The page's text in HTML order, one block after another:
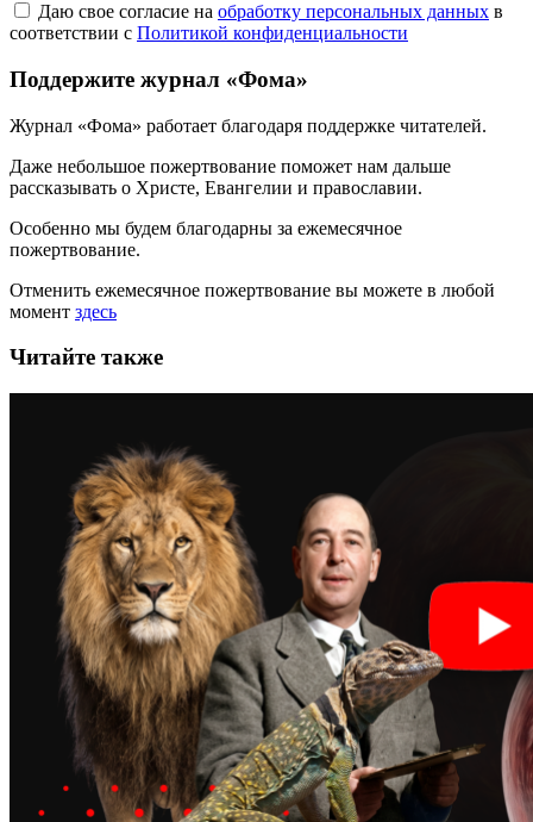
Даю свое согласие на обработку персональных данных в
соответствии с Политикой конфиденциальности
Поддержите журнал «Фома»
Журнал «Фома» работает благодаря поддержке читателей.
Даже небольшое пожертвование поможет нам дальше
рассказывать о Христе, Евангелии и православии.
Особенно мы будем благодарны за ежемесячное
пожертвование.
Отменить ежемесячное пожертвование вы можете в любой
момент здесь
Читайте также